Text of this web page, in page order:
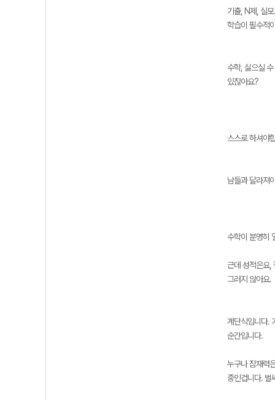
기출, N제, 실
학습이 필수적
수학, 싫으실
있잖아요?
스스로 하셔야
남들과 달라져
수학이 분명히
근데 성적은요,
그러지 않아요.
계단식입니다.
순간입니다.
누구나 잠재력
중인겁니다. 벌